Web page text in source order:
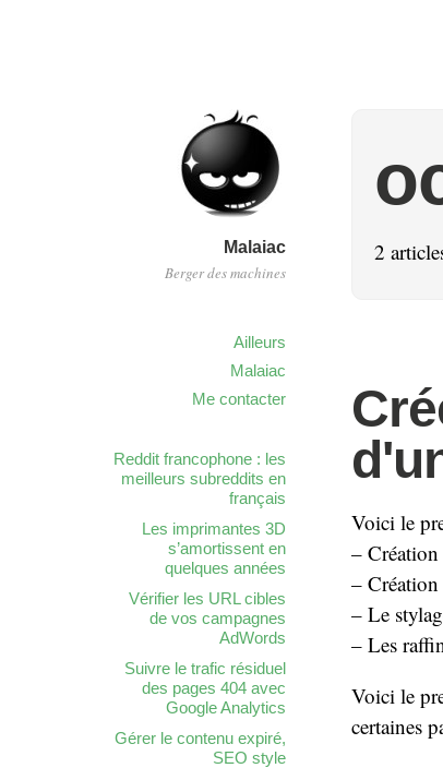
Malaiac
Berger des machines
Ailleurs
Malaiac
Me contacter
2
Voici le
–
–
– Le
– Les
Voici le
certaines
Reddit francophone : les
meilleurs subreddits en
français
Les imprimantes 3D
s’amortissent en
quelques années
Vérifier les URL cibles
de vos campagnes
AdWords
Suivre le trafic résiduel
des pages 404 avec
Google Analytics
Gérer le contenu expiré,
SEO style